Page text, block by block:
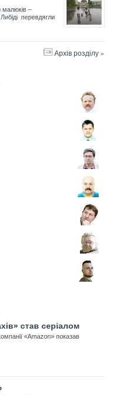
малюків –
перевдягли
Архів розділу »
став серіалом
«Amazon» показав